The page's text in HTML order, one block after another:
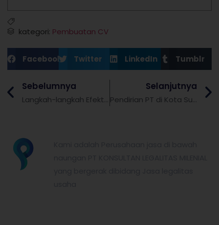
kategori: Pembuatan CV
Facebook Twitter LinkedIn Tumblr
Sebelumnya
Langkah-langkah Efektif: Pendirian CV di Blitar dan Perizinan Bisnis yang Tepat secara Hukum
Selanjutnya
Pendirian PT di Kota Surabaya: Panduan Lengkap dari Pengertian hingga Perizinan Operasional